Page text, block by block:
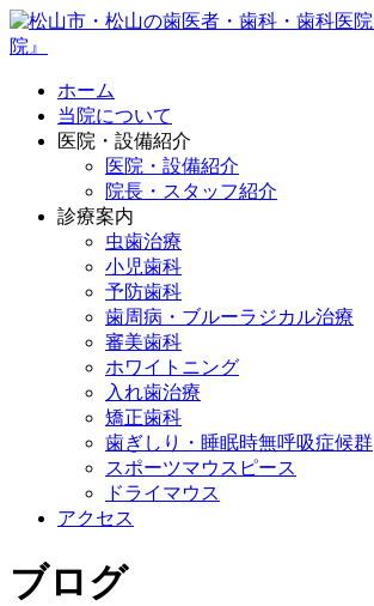
ホーム
当院について
医院・設備紹介
医院・設備紹介
院長・スタッフ紹介
診療案内
虫歯治療
小児歯科
予防歯科
歯周病・ブルーラジカル治療
審美歯科
ホワイトニング
入れ歯治療
矯正歯科
歯ぎしり・睡眠時無呼吸症候群
スポーツマウスピース
ドライマウス
アクセス
ブログ